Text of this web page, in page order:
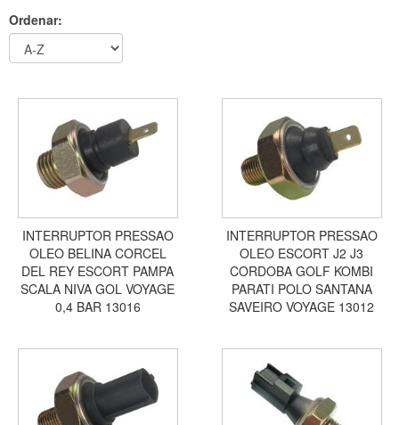
Ordenar:
INTERRUPTOR PRESSAO
OLEO BELINA CORCEL
DEL REY ESCORT PAMPA
SCALA NIVA GOL VOYAGE
0,4 BAR 13016
INTERRUPTOR PRESSAO
OLEO ESCORT J2 J3
CORDOBA GOLF KOMBI
PARATI POLO SANTANA
SAVEIRO VOYAGE 13012